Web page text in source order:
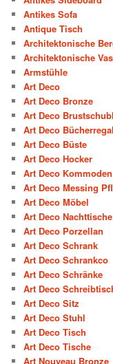
Antikes Sofa
Antique Tisch
Architektonische
Architektonische
Armstühle
Art Deco
Art Deco Bronze
Art Deco
Art Deco Bücherregal
Art Deco Büste
Art Deco Hocker
Art Deco Kommoden
Art Deco Messing
Art Deco Möbel
Art Deco Nachttische
Art Deco Porzellan
Art Deco Schrank
Art Deco Schrankco
Art Deco Schränke
Art Deco
Art Deco Sitz
Art Deco Stuhl
Art Deco Tisch
Art Deco Tische
Art Nouveau Bronze